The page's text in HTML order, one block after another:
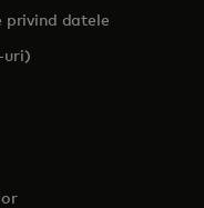
privind datele
uri)